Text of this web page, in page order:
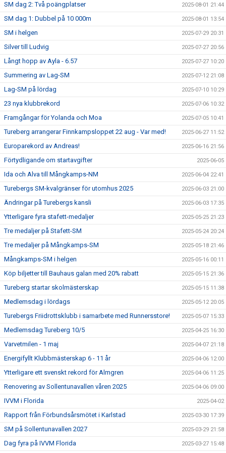
SM dag 2: Två poängplatser 2025-08-01 21:44
SM dag 1: Dubbel på 10 000m 2025-08-01 13:54
SM i helgen 2025-07-29 20:31
Silver till Ludvig 2025-07-27 20:56
Långt hopp av Ayla - 6.57 2025-07-27 10:20
Summering av Lag-SM 2025-07-12 21:08
Lag-SM på lördag 2025-07-10 10:29
23 nya klubbrekord 2025-07-06 10:32
Framgångar för Yolanda och Moa 2025-07-05 10:41
Tureberg arrangerar Finnkampsloppet 22 aug - Var med! 2025-06-27 11:52
Europarekord av Andreas! 2025-06-16 21:56
Förtydligande om startavgifter 2025-06-05
Ida och Alva till Mångkamps-NM 2025-06-04 22:41
Turebergs SM-kvalgränser för utomhus 2025 2025-06-03 21:00
Ändringar på Turebergs kansli 2025-06-03 17:35
Ytterligare fyra stafett-medaljer 2025-05-25 21:23
Tre medaljer på Stafett-SM 2025-05-24 20:24
Tre medaljer på Mångkamps-SM 2025-05-18 21:46
Mångkamps-SM i helgen 2025-05-16 00:11
Köp biljetter till Bauhaus galan med 20% rabatt 2025-05-15 21:36
Tureberg startar skolmästerskap 2025-05-15 11:38
Medlemsdag i lördags 2025-05-12 20:05
Turebergs Friidrottsklubb i samarbete med Runnersstore! 2025-05-07 15:33
Medlemsdag Tureberg 10/5 2025-04-25 16:30
Varvetmilen - 1 maj 2025-04-07 21:18
Energifyllt Klubbmästerskap 6 - 11 år 2025-04-06 12:00
Ytterligare ett svenskt rekord för Almgren 2025-04-06 11:25
Renovering av Sollentunavallen våren 2025 2025-04-06 09:00
IVVM i Florida 2025-04-02
Rapport från Förbundsårsmötet i Karlstad 2025-03-30 17:39
SM på Sollentunavallen 2027 2025-03-29 21:58
Dag fyra på IVVM Florida 2025-03-27 15:48